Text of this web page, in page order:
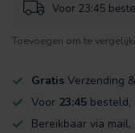
Voor 23:45
Toevoegen om te
Gratis Verzending
Voor 23:45 besteld,
Bereikbaar via